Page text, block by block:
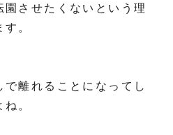
させたくないという理
。
離れることになってし
。